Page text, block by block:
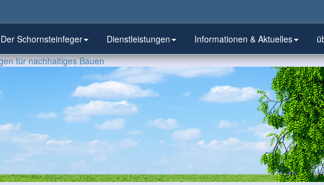
Der Schornsteinfeger Dienstleistungen Informationen & Aktuelles
für nachhaltiges Bauen